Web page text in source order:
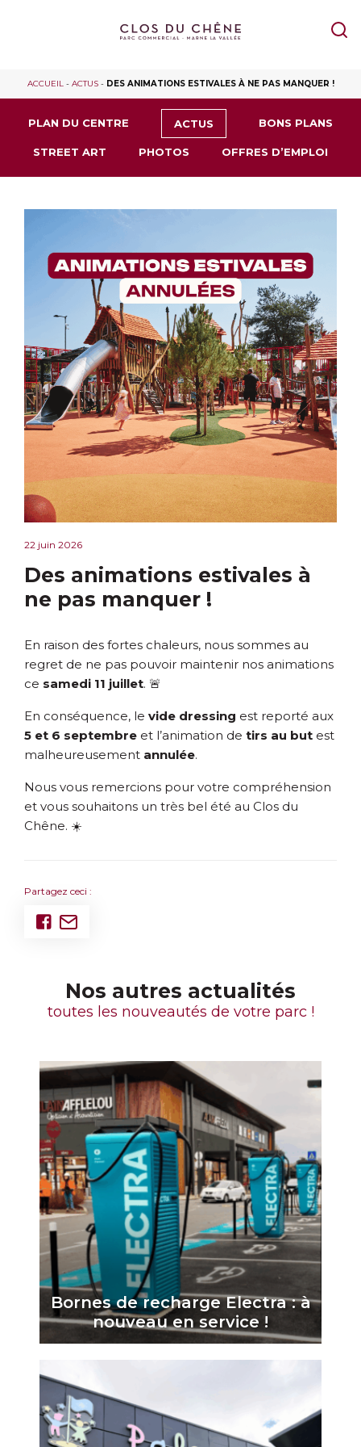
ACCUEIL- ACTUS- DES ANIMATIONS ESTIVALES À NE PAS MANQUER !
PLAN DU CENTRE ACTUS BONS PLANS
STREET ART PHOTOS OFFRES D’EMPLOI
22 juin 2026
Des animations estivales à
ne pas manquer !
En raison des fortes chaleurs, nous sommes au
regret de ne pas pouvoir maintenir nos animations
ce samedi 11 juillet. 🚨
En conséquence, le vide dressing est reporté aux
5 et 6 septembre et l’animation de tirs au but est
malheureusement annulée.
Nous vous remercions pour votre compréhension
et vous souhaitons un très bel été au Clos du
Chêne. ☀️
Partagez ceci :
Nos autres actualités
toutes les nouveautés de votre parc !
Bornes de recharge Electra : à
nouveau en service !